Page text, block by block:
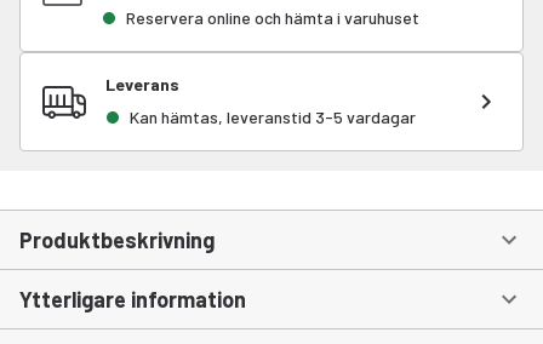
Reservera online och hämta i varuhuset
Leverans
Kan hämtas, leveranstid 3-5 vardagar
Produktbeskrivning
Ytterligare information